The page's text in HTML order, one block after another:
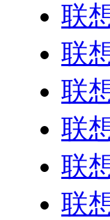
联
联
联
联
联
联